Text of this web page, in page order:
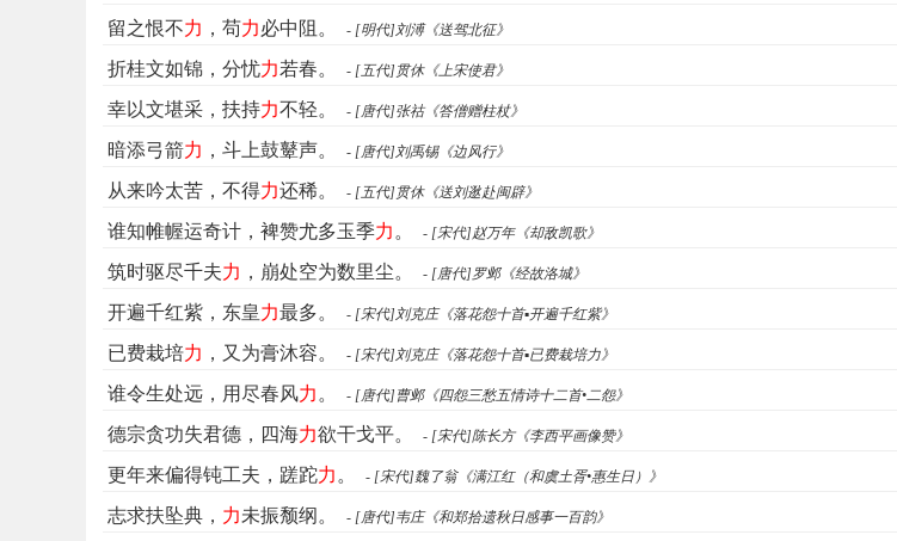
留之恨不力 ，苟力必中阻。 - [明代]刘溥《送驾北征》
折桂文如锦，分忧力若春。 - [五代]贯休《上宋使君》
幸以文堪采，扶持力不轻。 - [唐代]张祜《答僧赠柱杖》
暗添弓箭力 ，斗上鼓鼙声。 - [唐代]刘禹锡《边风行》
从来吟太苦，不得力还稀。 - [五代]贯休《送刘逖赴闽辟》
谁知帷幄运奇计，裨赞尤多玉季力 。 - [宋代]赵万年《却敌凯歌》
筑时驱尽千夫力 ，崩处空为数里尘。 - [唐代]罗邺《经故洛城》
开遍千红紫，东皇力最多。 - [宋代]刘克庄《落花怨十首▪开遍千红紫》
已费栽培力 ，又为膏沐容。 - [宋代]刘克庄《落花怨十首▪已费栽培力》
谁令生处远，用尽春风力 。 - [唐代]曹邺《四怨三愁五情诗十二首•二怨》
德宗贪功失君德，四海力欲干戈平。 - [宋代]陈长方《李西平画像赞》
更年来偏得钝工夫，蹉跎力 。 - [宋代]魏了翁《满江红（和虞土胥•惠生日）》
志求扶坠典， 力未振颓纲。 - [唐代]韦庄《和郑拾遗秋日感事一百韵》